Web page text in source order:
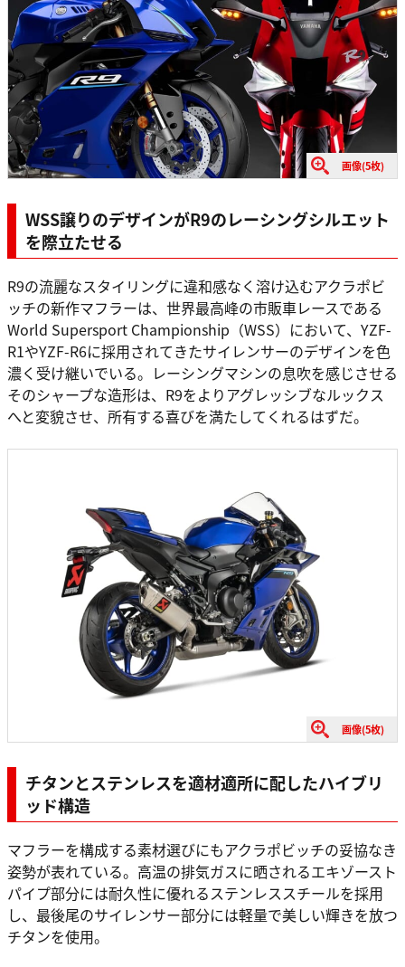
画像(5枚)
WSS譲りのデザインがR9のレーシングシルエット
を際立たせる
R9の流麗なスタイリングに違和感なく溶け込むアクラポビ
ッチの新作マフラーは、世界最高峰の市販車レースである
World Supersport Championship（WSS）において、YZF-
R1やYZF-R6に採用されてきたサイレンサーのデザインを色
濃く受け継いでいる。レーシングマシンの息吹を感じさせる
そのシャープな造形は、R9をよりアグレッシブなルックス
へと変貌させ、所有する喜びを満たしてくれるはずだ。
画像(5枚)
チタンとステンレスを適材適所に配したハイブリ
ッド構造
マフラーを構成する素材選びにもアクラポビッチの妥協なき
姿勢が表れている。高温の排気ガスに晒されるエキゾースト
パイプ部分には耐久性に優れるステンレススチールを採用
し、最後尾のサイレンサー部分には軽量で美しい輝きを放つ
チタンを使用。